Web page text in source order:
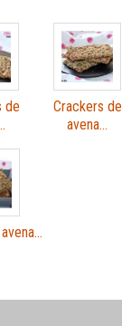
de
Crackers de
avena…